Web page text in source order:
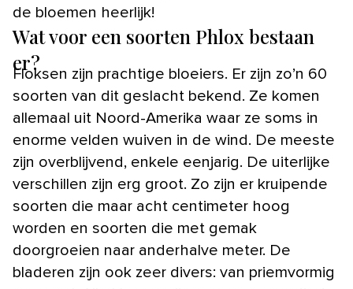
de bloemen heerlijk!
Wat voor een soorten Phlox bestaan
er?
Floksen zijn prachtige bloeiers. Er zijn zo’n 60
soorten van dit geslacht bekend. Ze komen
allemaal uit Noord-Amerika waar ze soms in
enorme velden wuiven in de wind. De meeste
zijn overblijvend, enkele eenjarig. De uiterlijke
verschillen zijn erg groot. Zo zijn er kruipende
soorten die maar acht centimeter hoog
worden en soorten die met gemak
doorgroeien naar anderhalve meter. De
bladeren zijn ook zeer divers: van priemvormig